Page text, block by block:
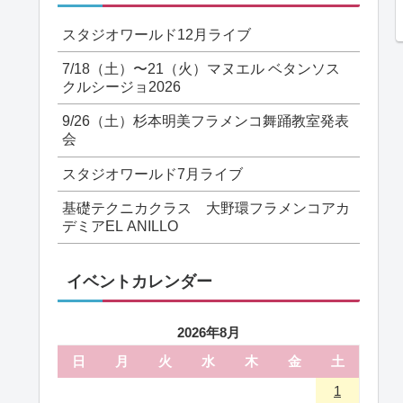
スタジオワールド12月ライブ
7/18（土）〜21（火）マヌエル ベタンソス
クルシージョ2026
9/26（土）杉本明美フラメンコ舞踊教室発表
会
スタジオワールド7月ライブ
基礎テクニカクラス 大野環フラメンコアカ
デミアEL ANILLO
イベントカレンダー
2026年8月
日
月 火 水 木 金
土
1